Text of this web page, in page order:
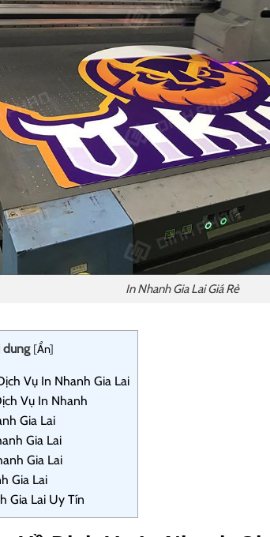
In Nhanh Gia Lai Giá Rẻ
dung [Ẩn]
Vụ In Nhanh Gia Lai
Vụ In Nhanh
Gia Lai
Gia Lai
Gia Lai
Gia Lai
Gia Lai Uy Tín